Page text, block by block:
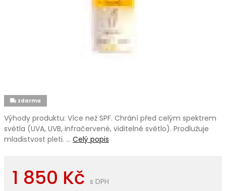
zdarma
Výhody produktu: Více než SPF. Chrání před celým spektrem
světla (UVA, UVB, infračervené, viditelné světlo). Prodlužuje
mladistvost pleti. … Celý popis
1 850 Kč s DPH